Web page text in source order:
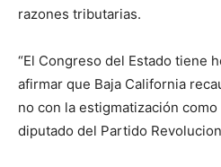
razones tributarias.
“El Congreso del Estado tiene
afirmar que Baja California
no con la estigmatización
diputado del Partido